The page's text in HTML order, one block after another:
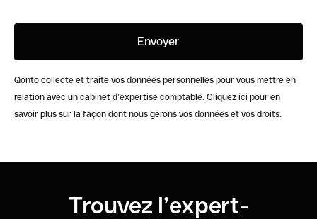
Qonto collecte et traite vos données personnelles pour vous mettre en
relation avec un cabinet d’expertise comptable. Cliquez ici pour en
savoir plus sur la façon dont nous gérons vos données et vos droits.
Trouvez l’expert-